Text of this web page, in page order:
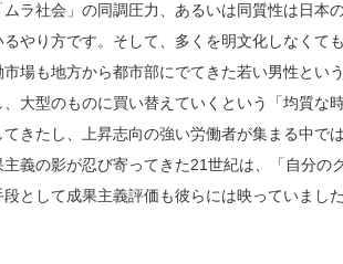
ラ社会」の同調圧力、あるいは同質性は日本
やり方です。そして、多くを明文化しなくて
場も地方から都市部にでてきた若い男性とい
大型のものに買い替えていくという「均質な
きたし、上昇志向の強い労働者が集まる中で
義の影が忍び寄ってきた21世紀は、「自分の
として成果主義評価も彼らには映っていました